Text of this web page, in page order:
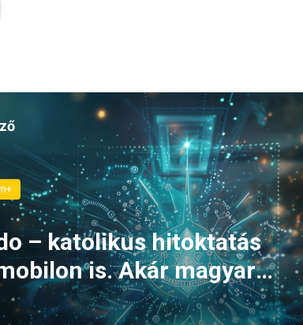
– katolikus hitoktatás
is. Akár magyar